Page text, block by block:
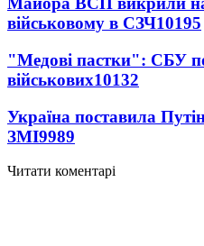
військовому в СЗЧ10195
"Медові пастки": СБУ
військових10132
Україна поставила
ЗМІ9989
Читати коментарі